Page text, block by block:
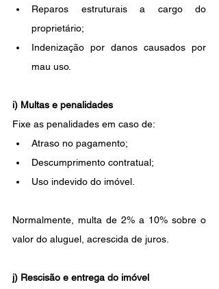
Reparos estruturais a cargo do
proprietário;
Indenização por danos causados por
mau uso.
i) Multas e penalidades
Fixe as penalidades em caso de:
Atraso no pagamento;
Descumprimento contratual;
Uso indevido do imóvel.
Normalmente, multa de 2% a 10% sobre o
valor do aluguel, acrescida de juros.
j) Rescisão e entrega do imóvel